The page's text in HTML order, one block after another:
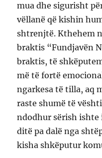
mua dhe sigurisht
vëllanë që kishin
shtrenjtë. Kthehem
braktis “Fundjavën
braktis, të
më të fortë
ngarkesa të tilla, aq
raste shumë të
ndodhur sërish ishte
ditë pa dalë nga
kisha shkëputur